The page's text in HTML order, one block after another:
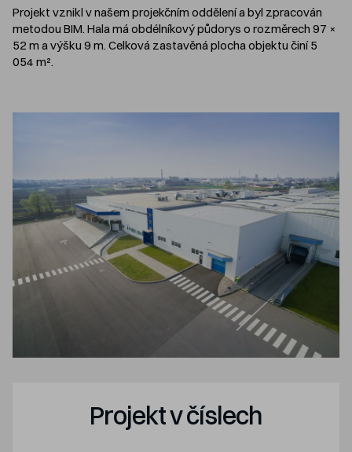
Projekt vznikl v našem projekčním oddělení a byl zpracován
metodou BIM. Hala má obdélníkový půdorys o rozměrech 97 ×
52 m a výšku 9 m. Celková zastavěná plocha objektu činí 5
054 m².
Projekt v číslech